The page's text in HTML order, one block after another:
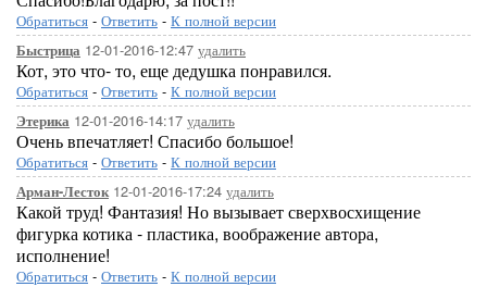
Обратиться - Ответить - К полной версии
Быстрица 12-01-2016-12:47 удалить
Кот, это что- то, еще дедушка понравился.
Обратиться - Ответить - К полной версии
Этерика 12-01-2016-14:17 удалить
Очень впечатляет! Спасибо большое!
Обратиться - Ответить - К полной версии
Арман-Лесток12-01-2016-17:24 удалить
Какой труд! Фантазия! Но вызывает сверхвосхищение
фигурка котика - пластика, воображение автора,
исполнение!
Обратиться - Ответить - К полной версии